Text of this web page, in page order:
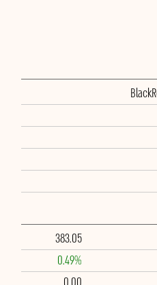
383.05
0.49%